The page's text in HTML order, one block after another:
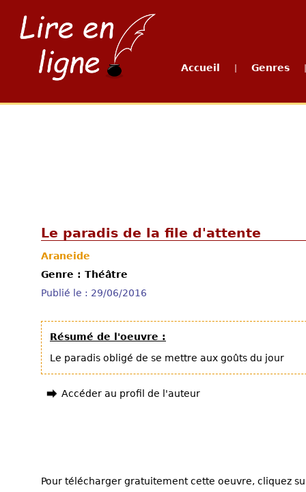
Accueil Genres
Le paradis de la file d'attente
Araneide
Genre : Théâtre
Publié le : 29/06/2016
Résumé de l'oeuvre :
Le paradis obligé de se mettre aux goûts du jour
Accéder au profil de l'auteur
Pour télécharger gratuitement cette oeuvre, cliquez